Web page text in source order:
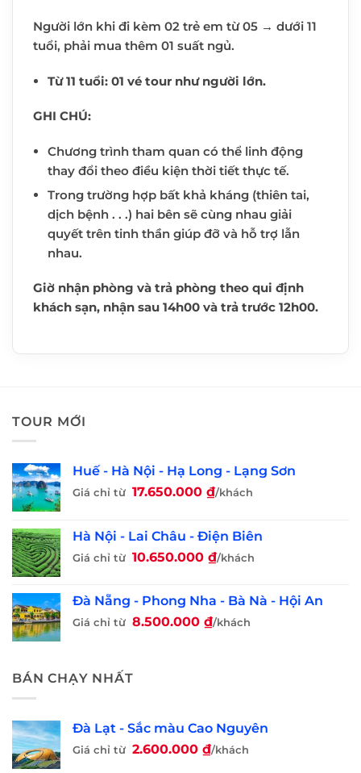
Người lớn khi đi kèm 02 trẻ em từ 05 → dưới 11
tuổi, phải mua thêm 01 suất ngủ.
Từ 11 tuổi: 01 vé tour như người lớn.
GHI CHÚ:
Chương trình tham quan có thể linh động
thay đổi theo điều kiện thời tiết thực tế.
Trong trường hợp bất khả kháng (thiên tai,
dịch bệnh . . .) hai bên sẽ cùng nhau giải
quyết trên tinh thần giúp đỡ và hỗ trợ lẫn
nhau.
Giờ nhận phòng và trả phòng theo qui định
khách sạn, nhận sau 14h00 và trả trước 12h00.
TOUR MỚI
Huế - Hà Nội - Hạ Long - Lạng Sơn
Giá chỉ từ 17.650.000 ₫/khách
Hà Nội - Lai Châu - Điện Biên
Giá chỉ từ 10.650.000 ₫/khách
Đà Nẵng - Phong Nha - Bà Nà - Hội An
Giá chỉ từ 8.500.000 ₫/khách
BÁN CHẠY NHẤT
Đà Lạt - Sắc màu Cao Nguyên
Giá chỉ từ 2.600.000 ₫/khách